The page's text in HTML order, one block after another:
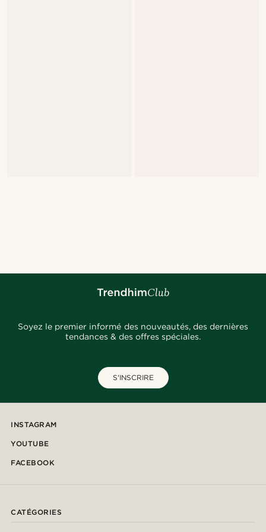
Soyez le premier informé des nouveautés, des dernières
tendances & des offres spéciales.
S'INSCRIRE
INSTAGRAM
YOUTUBE
FACEBOOK
CATÉGORIES